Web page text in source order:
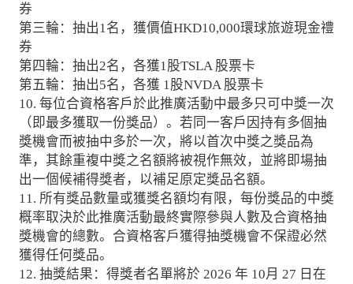
券
第三輪：抽出1名，獲價值HKD10,000環球旅遊現金禮
券
第四輪：抽出2名，各獲1股TSLA 股票卡
第五輪：抽出5名，各獲 1股NVDA 股票卡
10. 每位合資格客戶於此推廣活動中最多只可中獎一次
（即最多獲取一份獎品）。若同一客戶因持有多個抽
獎機會而被抽中多於一次，將以首次中獎之獎品為
準，其餘重複中獎之名額將被視作無效，並將即場抽
出一個候補得獎者，以補足原定獎品名額。
11. 所有獎品數量或獲獎名額均有限，每份獎品的中獎
概率取決於此推廣活動最終實際參與人數及合資格抽
獎機會的總數。合資格客戶獲得抽獎機會不保證必然
獲得任何獎品。
12. 抽獎結果：得獎者名單將於 2026 年 10月 27 日在